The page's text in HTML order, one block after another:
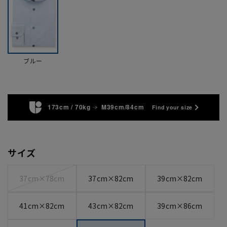
ブルー
173cm / 70kg M39cm/84cm Find your size
サイズ
37cm×78cm 37cm×82cm 39cm×82cm
41cm×82cm 43cm×82cm 39cm×86cm